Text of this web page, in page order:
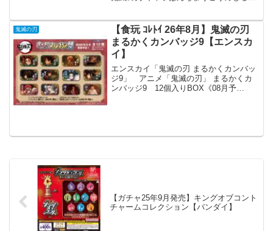
刃 キャラばんちょうこうめじるしマスコ
ット」の...
鬼滅の刃
【食玩 ｺﾚﾄｲ 26年8月】鬼滅の刃
まるかくカンバッジ9【エンスカ
イ】
エンスカイ「鬼滅の刃 まるかくカンバッ
ジ9」 アニメ「鬼滅の刃」 まるかくカ
ンバッジ9 12個入りBOX《08月予
【ガチャ25年9月発売】キングオブコント
チャームコレクション【バンダイ】